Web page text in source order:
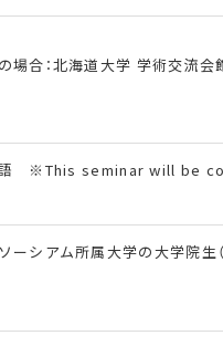
場合：北海道大学 学術交流会
語 ※ This seminar will be
ーシアム所属大学の大学院生